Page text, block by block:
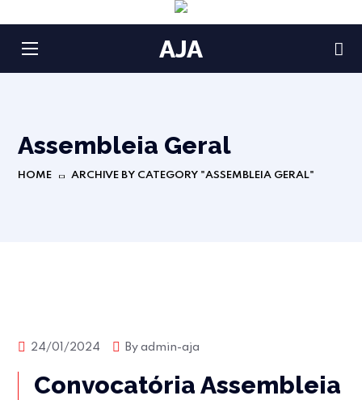
AJA
Assembleia Geral
HOME ARCHIVE BY CATEGORY "ASSEMBLEIA GERAL"
Assembleia Geral Associação José Afonso
24/01/2024 Byadmin-aja
Convocatória Assembleia